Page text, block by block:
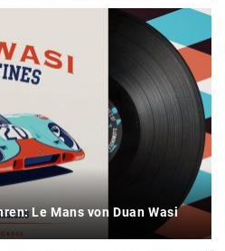
Le Mans von Duan Wasi